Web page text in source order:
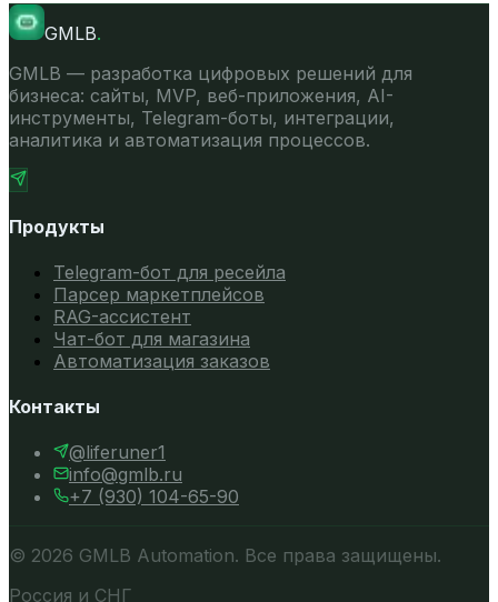
GMLB.
GMLB — разработка цифровых решений для
бизнеса: сайты, MVP, веб-приложения, AI-
инструменты, Telegram-боты, интеграции,
аналитика и автоматизация процессов.
Продукты
Telegram-бот для ресейла
Парсер маркетплейсов
RAG-ассистент
Чат-бот для магазина
Автоматизация заказов
Контакты
@liferuner1
info@gmlb.ru
+7 (930) 104-65-90
© 2026 GMLB Automation. Все права защищены.
Россия и СНГ